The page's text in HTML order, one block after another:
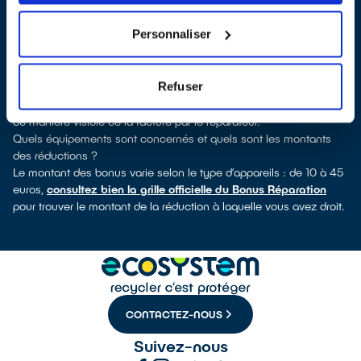
Personnaliser
Refuser
découvrirez pour quels types d’appareils ce professionnel a
TV, téléphone mobile, outillage électroportatif : à chaque famille
d’appareils son réparateur spécialisé et labellisé QualiRépar.
Comment bénéficier du Bonus Réparation à Willems ?
Le Bonus Réparation est en vigueur chez tous les réparateurs
ayant obtenu le label QualiRépar. Il est déduit instantanément et
de manière visible de la facture par le réparateur.
Quels équipements sont concernés et quels sont les montants
des réductions ?
Le montant des bonus varie selon le type d’appareils : de 10 à 45
euros, consultez bien la grille officielle du Bonus Réparation
pour trouver le montant de la réduction à laquelle vous avez droit.
CONTACTEZ-NOUS
Suivez-nous